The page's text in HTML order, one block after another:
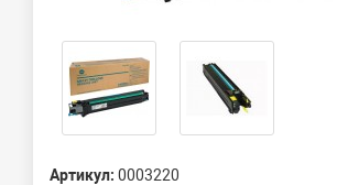
Артикул: 0003220